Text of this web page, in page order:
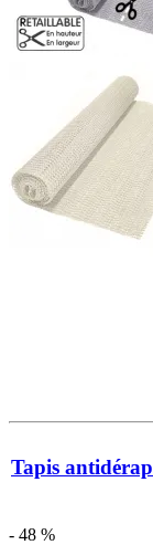
Tapis
- 48 %